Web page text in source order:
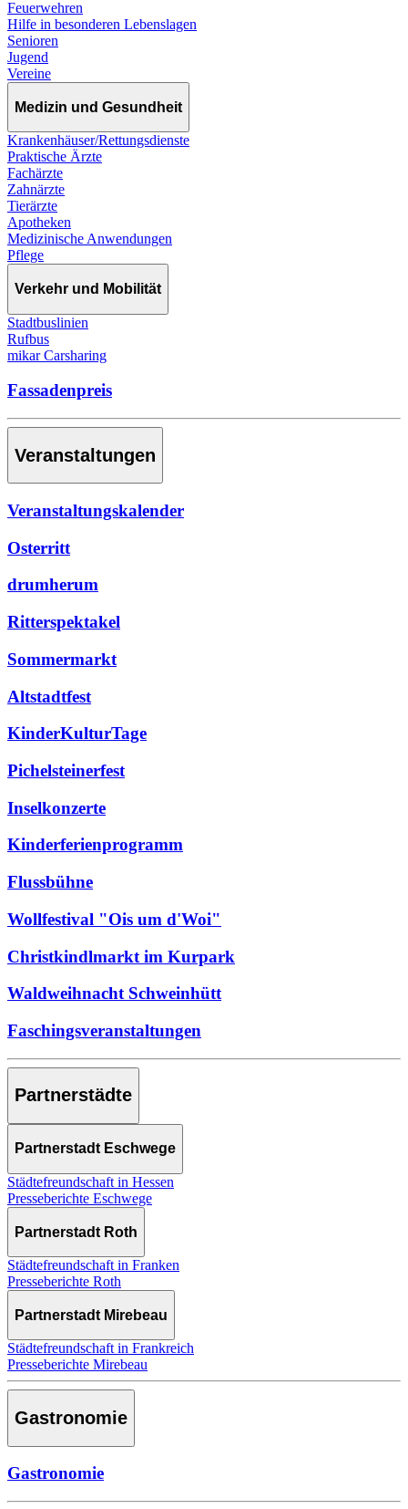
Feuerwehren
Hilfe in besonderen Lebenslagen
Senioren
Jugend
Vereine
Medizin und Gesundheit
Krankenhäuser/Rettungsdienste
Praktische Ärzte
Fachärzte
Zahnärzte
Tierärzte
Apotheken
Medizinische Anwendungen
Pflege
Verkehr und Mobilität
Stadtbuslinien
Rufbus
mikar Carsharing
Fassadenpreis
Veranstaltungen
Veranstaltungskalender
Osterritt
drumherum
Ritterspektakel
Sommermarkt
Altstadtfest
KinderKulturTage
Pichelsteinerfest
Inselkonzerte
Kinderferienprogramm
Flussbühne
Wollfestival "Ois um d'Woi"
Christkindlmarkt im Kurpark
Waldweihnacht Schweinhütt
Faschingsveranstaltungen
Partnerstädte
Partnerstadt Eschwege
Städtefreundschaft in Hessen
Presseberichte Eschwege
Partnerstadt Roth
Städtefreundschaft in Franken
Presseberichte Roth
Partnerstadt Mirebeau
Städtefreundschaft in Frankreich
Presseberichte Mirebeau
Gastronomie
Gastronomie